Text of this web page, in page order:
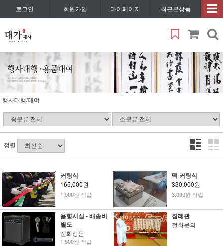
로그인 회원가입 마이페이지 최근본상품
행사대행/대여
정렬
커팅식
165,000원
1,500원 적립
떡 커팅식
330,000원
3,000원 적립
음향시설 - 배송비
별도
전화상담
1,500원 적립
집례관
전화문의